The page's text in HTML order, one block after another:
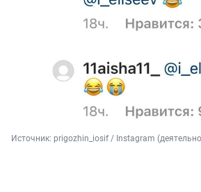
Источник: prigozhin_iosif / Instagram